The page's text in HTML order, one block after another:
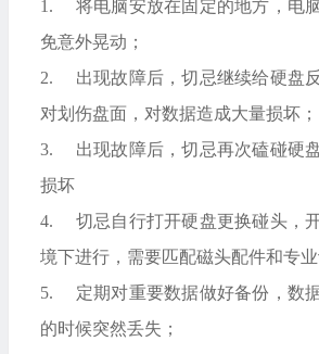
1. 将电脑安放在固定的地方，电
免意外晃动；
2. 出现故障后，切忌继续给硬盘
对划伤盘面，对数据造成大量损坏；
3. 出现故障后，切忌再次磕碰硬
损坏
4. 切忌自行打开硬盘更换碰头，
境下进行，需要匹配磁头配件和专业
5. 定期对重要数据做好备份，数
的时候突然丢失；